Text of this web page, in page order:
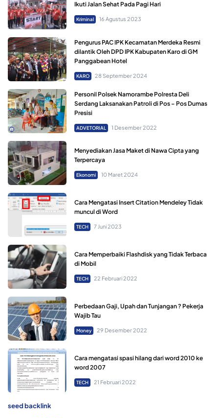
Ikuti Jalan Sehat Pada Pagi Hari
Kriminal 16 Agustus 2023
Pengurus PAC IPK Kecamatan Merdeka Resmi
dilantik Oleh DPD IPK Kabupaten Karo di GM
Panggabean Hotel
KARO 28 September 2024
Personil Polsek Namorambe Polresta Deli
Serdang Laksanakan Patroli di Pos – Pos Dumas
Presisi
ADVETORIAL 1 Desember 2022
Menyediakan Jasa Maket di Nawa Cipta yang
Terpercaya
Ekonomi 10 Maret 2024
Cara Mengatasi Insert Citation Mendeley Tidak
muncul di Word
TECH 7 Juni 2023
Cara Memperbaiki Flashdisk yang Tidak Terbaca
di Mobil
TECH 22 Februari 2022
Perbedaan Gaji, Upah dan Tunjangan ? Pekerja
Wajib Tau
Money 29 Desember 2022
Cara mengatasi spasi hilang dari word 2010 ke
word 2007
TECH 21 Februari 2022
seed backlink